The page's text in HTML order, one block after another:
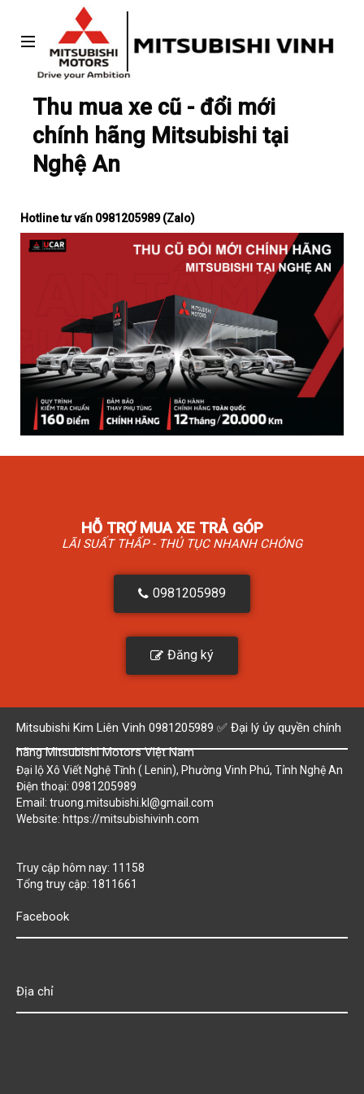
Thu mua xe cũ - đổi mới
chính hãng Mitsubishi tại
Nghệ An
Hotline tư vấn 0981205989 (Zalo)
HỖ TRỢ MUA XE TRẢ GÓP
LÃI SUẤT THẤP - THỦ TỤC NHANH CHÓNG
0981205989
Đăng ký
Mitsubishi Kim Liên Vinh 0981205989 ✅ Đại lý ủy quyền chính
hãng Mitsubishi Motors Việt Nam
Đại lộ Xô Viết Nghệ Tĩnh ( Lenin), Phường Vinh Phú, Tỉnh Nghệ An
Điện thoại: 0981205989
Email: truong.mitsubishi.kl@gmail.com
Website: https://mitsubishivinh.com
Truy cập hôm nay: 11158
Tổng truy cập: 1811661
Facebook
Địa chỉ